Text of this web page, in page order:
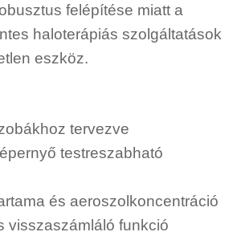
felépítése miatt a
haloterápiás szolgáltatások
eszköz.
tervezve
testreszabható
és aeroszolkoncentráció
visszaszámláló funkció